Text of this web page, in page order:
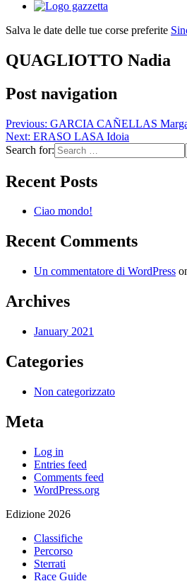
Salva le date delle tue corse preferite
QUAGLIOTTO Nadia
Post navigation
Previous: GARCIA CAÑELLAS
Next: ERASO LASA Idoia
Search for:
Recent Posts
Ciao mondo!
Recent Comments
Un commentatore di WordPress
Archives
January 2021
Categories
Non categorizzato
Meta
Log in
Entries feed
Comments feed
WordPress.org
Edizione 2026
Classifiche
Percorso
Sterrati
Race Guide